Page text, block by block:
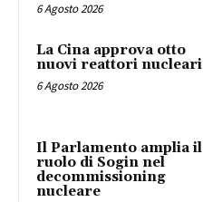
6 Agosto 2026
La Cina approva otto
nuovi reattori nucleari
6 Agosto 2026
Il Parlamento amplia il
ruolo di Sogin nel
decommissioning
nucleare